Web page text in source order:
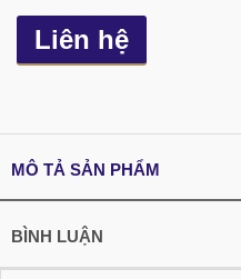
Liên hệ
MÔ TẢ SẢN PHẨM
BÌNH LUẬN